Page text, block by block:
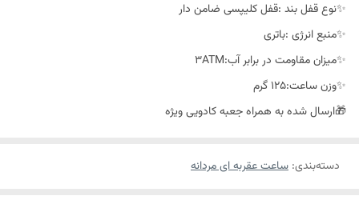
✨نوع قفل بند :قفل کلیپسی ضامن دار
✨منبع انرژی :باتری
✨میزان مقاومت در برابر آب:3ATM
✨وزن ساعت:125 گرم
🎁ارسال شده به همراه جعبه کادویی ویژه
دسته‌بندی: ساعت عقربه ای مردانه